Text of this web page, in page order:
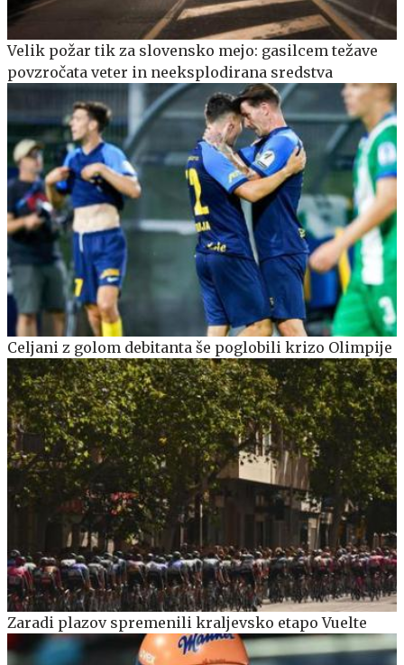
Velik požar tik za slovensko mejo: gasilcem težave
povzročata veter in neeksplodirana sredstva
Celjani z golom debitanta še poglobili krizo Olimpije
Zaradi plazov spremenili kraljevsko etapo Vuelte